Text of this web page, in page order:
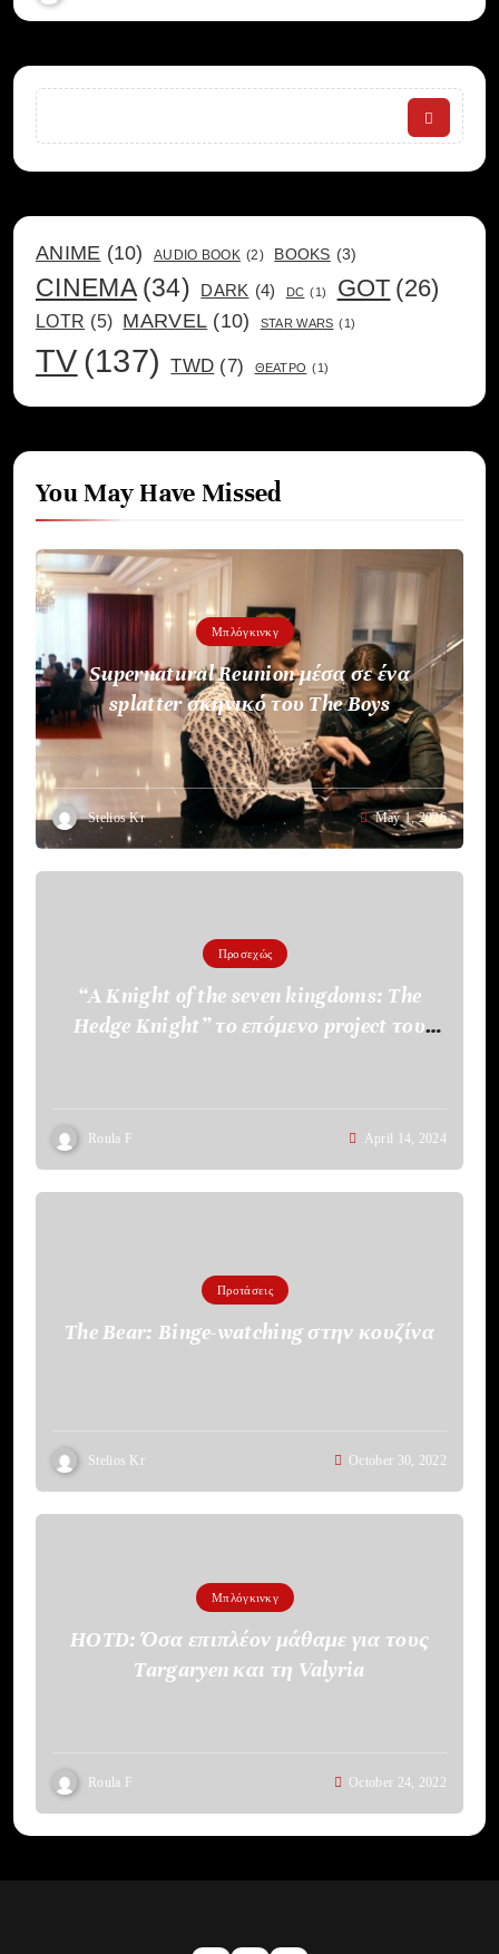
Search
ANIME (10) AUDIO BOOK (2) BOOKS (3)
CINEMA (34) DARK (4) DC (1) GOT (26)
LOTR (5) MARVEL (10) STAR WARS (1)
TV (137) TWD (7) ΘΕΑΤΡΟ (1)
You May Have Missed
Μπλόγκινκγ
Supernatural Reunion μέσα σε ένα
splatter σκηνικό του The Boys
Stelios Kr May 1, 2026
Προσεχώς
“A Knight of the seven kingdoms: The
Hedge Knight” το επόμενο project του
Roula F April 14, 2024
Προτάσεις
The Bear: Binge-watching στην κουζίνα
Stelios Kr October 30, 2022
Μπλόγκινκγ
HOTD: Όσα επιπλέον μάθαμε για τους
Targaryen και τη Valyria
Roula F October 24, 2022